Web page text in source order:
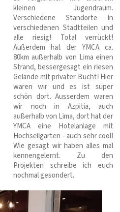
kleinen Jugendraum.
Verschiedene Standorte in
verschiedenen Stadtteilen und
alle riesig! Total verrückt!
Außerdem hat der YMCA ca.
80km außerhalb von Lima einen
Strand, bessergesagt ein riesen
Gelände mit privater Bucht! Hier
waren wir und es ist super
schön dort. Ausserdem waren
wir noch in Azpitia, auch
außerhalb von Lima, dort hat der
YMCA eine Hotelanlage mit
Hochseilgarten - auch sehr cool!
Wie gesagt wir haben alles mal
kennengelernt. Zu den
Projekten schreibe ich euch
nochmal gesondert.